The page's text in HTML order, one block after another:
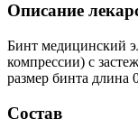
Описание
Бинт медицинский
компрессии) с
размер бинта
Состав